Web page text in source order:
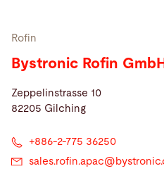
Rofin
Bystronic Rofin GmbH
Zeppelinstrasse 10
82205 Gilching
+886-2-775 36250
sales.rofin.apac@